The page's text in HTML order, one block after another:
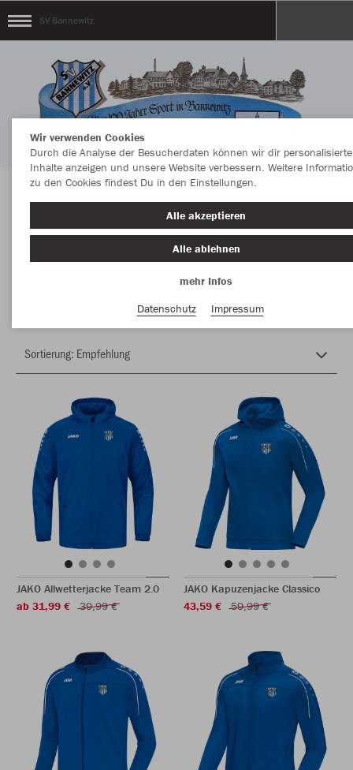
SV Bannewitz
Herzlich Willkommen im Teamshop SV
Bannewitz
JAKO Allwetterjacke Team 2.0
ab 31,99 €
39,99 €
JAKO Kapuzenjacke Classico
43,59 €
59,99 €
Wir verwenden Cookies
Durch die Analyse der Besucherdaten können wir dir personalisierte
Inhalte anzeigen und unsere Website verbessern. Weitere
zu den Cookies findest Du in den Einstellungen.
Alle akzeptieren
Alle ablehnen
mehr Infos
Datenschutz
Impressum